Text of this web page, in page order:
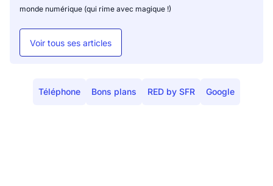
monde numérique (qui rime avec magique !)
Voir tous ses articles
Téléphone Bons plans RED by SFR Google